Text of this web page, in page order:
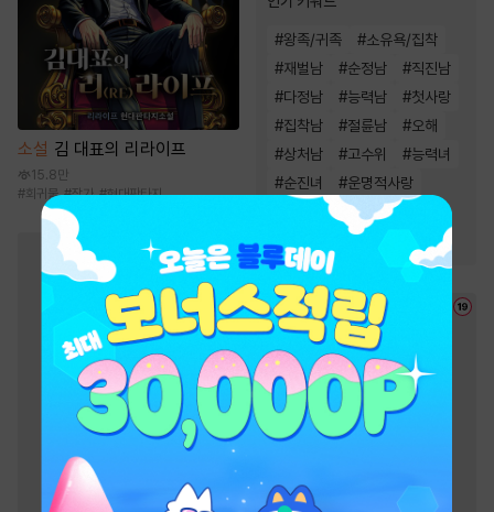
소설 김 대표의 리라이프
15.8만
#회귀물 #작가 #현대판타지
#왕족/귀족 #소유욕/집착
#재벌남 #순정남 #직진남
#다정남 #능력남 #첫사랑
#집착남 #절륜남 #오해
#상처남 #고수위 #능력녀
#순진녀 #운명적사랑
몸정>맘정
상처녀